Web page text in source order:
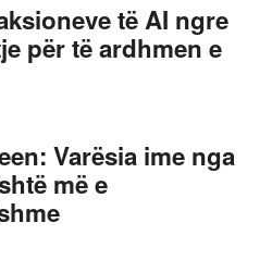
të AI ngre
për të ardhmen e
Varësia ime nga
më e